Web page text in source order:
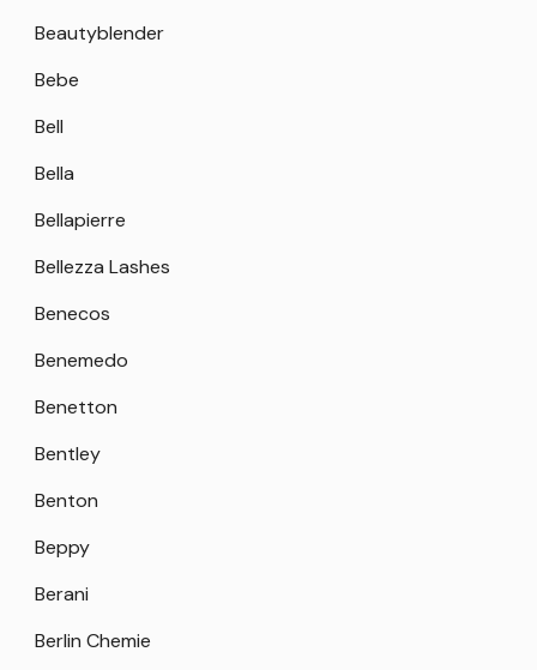
Beautyblender
Bebe
Bell
Bella
Bellapierre
Bellezza Lashes
Benecos
Benemedo
Benetton
Bentley
Benton
Beppy
Berani
Berlin Chemie